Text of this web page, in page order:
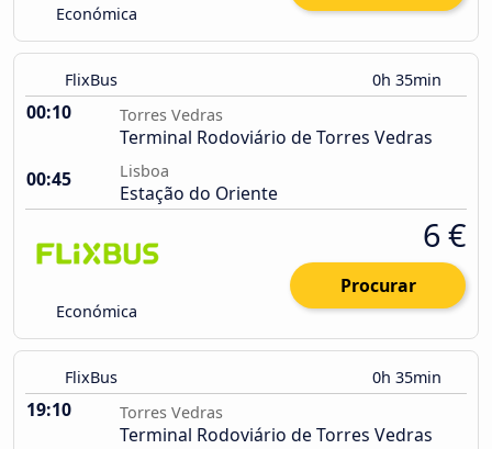
Económica
FlixBus 0h 35min
00:10 Torres Vedras
Terminal Rodoviário de Torres Vedras
00:45
Lisboa
Estação do Oriente
Económica
6 €
Procurar
FlixBus 0h 35min
19:10 Torres Vedras
Terminal Rodoviário de Torres Vedras